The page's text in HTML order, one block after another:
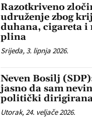
Razotkriveno
udruženje zbog
duhana, cigareta i
plina
Srijeda, 3. lipnja 2026.
Neven Bosilj
jasno da sam
politički dirigirana
Utorak, 24. veljače 2026.